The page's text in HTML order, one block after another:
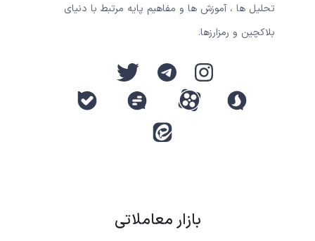
تحلیل ها ، آموزش ها و مفاهیم پایه مرتبط با دنیای
بلاکچین و رمزارزها.
بازار معاملاتی